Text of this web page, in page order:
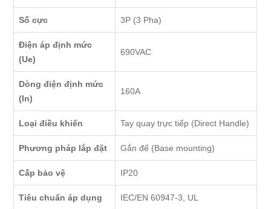
Số cực 3P (3 Pha)
Điện áp định mức
(Ue)
690VAC
Dòng điện định mức
(In)
160A
Loại điều khiển Tay quay trực tiếp (Direct Handle)
Phương pháp lắp đặt Gắn đế (Base mounting)
Cấp bảo vệ IP20
Tiêu chuẩn áp dụng IEC/EN 60947-3, UL